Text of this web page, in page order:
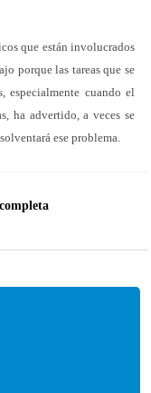
que están involucrados
porque las tareas que se
cuando el
ha advertido, a veces se
ese problema.